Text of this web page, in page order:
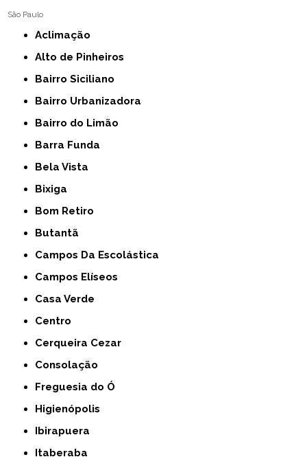
São Paulo
Aclimação
Alto de Pinheiros
Bairro Siciliano
Bairro Urbanizadora
Bairro do Limão
Barra Funda
Bela Vista
Bixiga
Bom Retiro
Butantã
Campos Da Escolástica
Campos Elíseos
Casa Verde
Centro
Cerqueira Cezar
Consolação
Freguesia do Ó
Higienópolis
Ibirapuera
Itaberaba